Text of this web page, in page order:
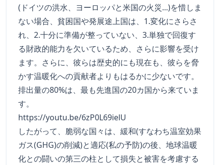
(ドイツの洪水、ヨーロッパと米国の火災...)を惜しま
ない場合、貧困国や発展途上国は、1.変化にさらさ
れ、2.十分に準備が整っていない、3.単独で回復す
る財政的能力を欠いているため、さらに影響を受け
ます。さらに、彼らは歴史的にも現在も、彼らを脅
かす温暖化への貢献者よりもはるかに少ないです。
排出量の80%は、最も先進国の20カ国から来ていま
す。
https://youtu.be/6zP0L69ielU
したがって、脆弱な国々は、緩和(すなわち温室効果
ガス(GHG)の削減)と適応(私の予防)の後、地球温暖
化との闘いの第三の柱として損失と被害を考慮する